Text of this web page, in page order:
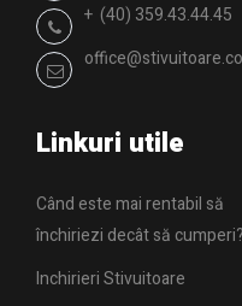
+ (40) 359.43.44.45
Linkuri utile
Când este mai rentabil să
închiriezi decât să cumperi?
Inchirieri Stivuitoare